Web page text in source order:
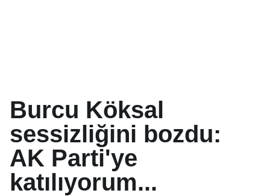
Burcu Köksal
sessizliğini bozdu:
AK Parti'ye
katılıyorum...